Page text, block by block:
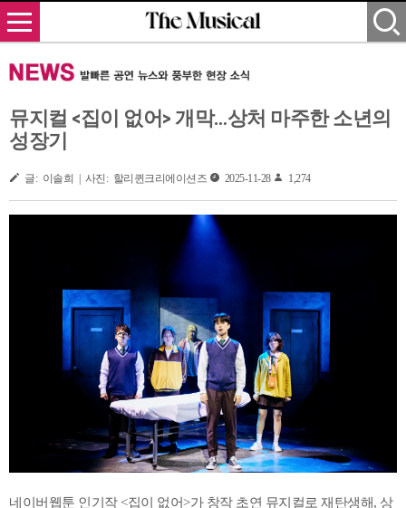
뮤지컬 <집이 없어> 개막…상처 마주한 소년의
성장기
글: 이솔희 | 사진: 할리퀸크리에이션즈 2025-11-28 1,274
네이버웹툰 인기작 <집이 없어>가 창작 초연 뮤지컬로 재탄생해, 상